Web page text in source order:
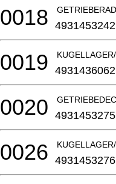
0018 4931453242
0019 4931436062
0020 4931453275
0026 4931453276